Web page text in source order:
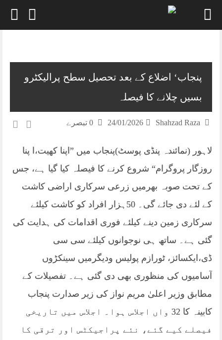
پنجاب‘ اضلاع کے بعد تحصیل سطح پرالیکٹرو
بسیں چلانے کا فیصلہ
Shahzad Raza
24/01/2026
لاہور (نمائندہ پنڈی پوسٹ)پنجاب میں ”اپنا کھیت،ا پنا
روزگار پروگرام“ شروع کرنے کا فیصلہ کیا گیا ہے، جس
کے تحت صوبہ بھرمیں زرعی سرکاری اراضی کاشت
کے لئے دی جائے گی۔ 50ہزار افراد کو کاشت کیلئے
سرکاری زمین دینے کیلئے فوری اقدامات کی ہدایت کی
گئی ہے۔ ساتھ ہی نوجوانوں کیلئے سی سی
ڈی،ایکسائز، ٹورازم پولیس ودیگرمیں سینکڑوں
آسامیوں کی منظوری بھی دی گئی ہے۔ تفصیلات کے
مطابق وزیر اعلیٰ مریم نواز کی زیر صدارت پنجاب
کابینہ کا 32 واں اجلاس ہوا۔ اجلاس میں تاریخی
فیصلے کیے گئے، نئے پراجیکٹس اور ترقی کا